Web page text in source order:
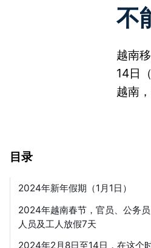
不
越南
14日
越南
目录
2024年新年假期（1月1日）
2024年越南春节，官员、公务
人员及工人放假7天
2024年2月8日至14日，在这个